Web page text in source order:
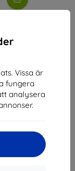
Vissa är
fungera
analysera